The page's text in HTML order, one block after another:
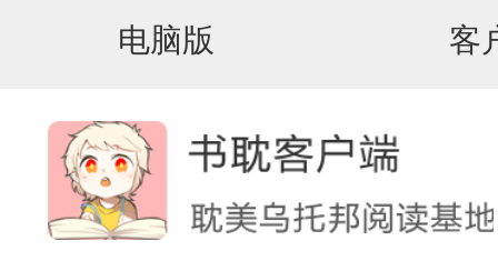
电脑版 客